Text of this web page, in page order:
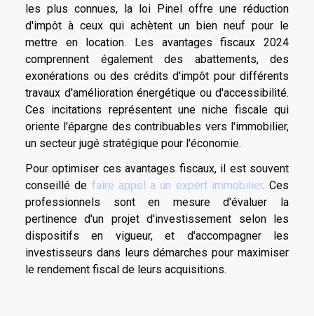
les plus connues, la loi Pinel offre une réduction
d'impôt à ceux qui achètent un bien neuf pour le
mettre en location. Les avantages fiscaux 2024
comprennent également des abattements, des
exonérations ou des crédits d'impôt pour différents
travaux d'amélioration énergétique ou d'accessibilité.
Ces incitations représentent une niche fiscale qui
oriente l'épargne des contribuables vers l'immobilier,
un secteur jugé stratégique pour l'économie.
Pour optimiser ces avantages fiscaux, il est souvent
conseillé de faire appel a un expert immobilier. Ces
professionnels sont en mesure d'évaluer la
pertinence d'un projet d'investissement selon les
dispositifs en vigueur, et d'accompagner les
investisseurs dans leurs démarches pour maximiser
le rendement fiscal de leurs acquisitions.